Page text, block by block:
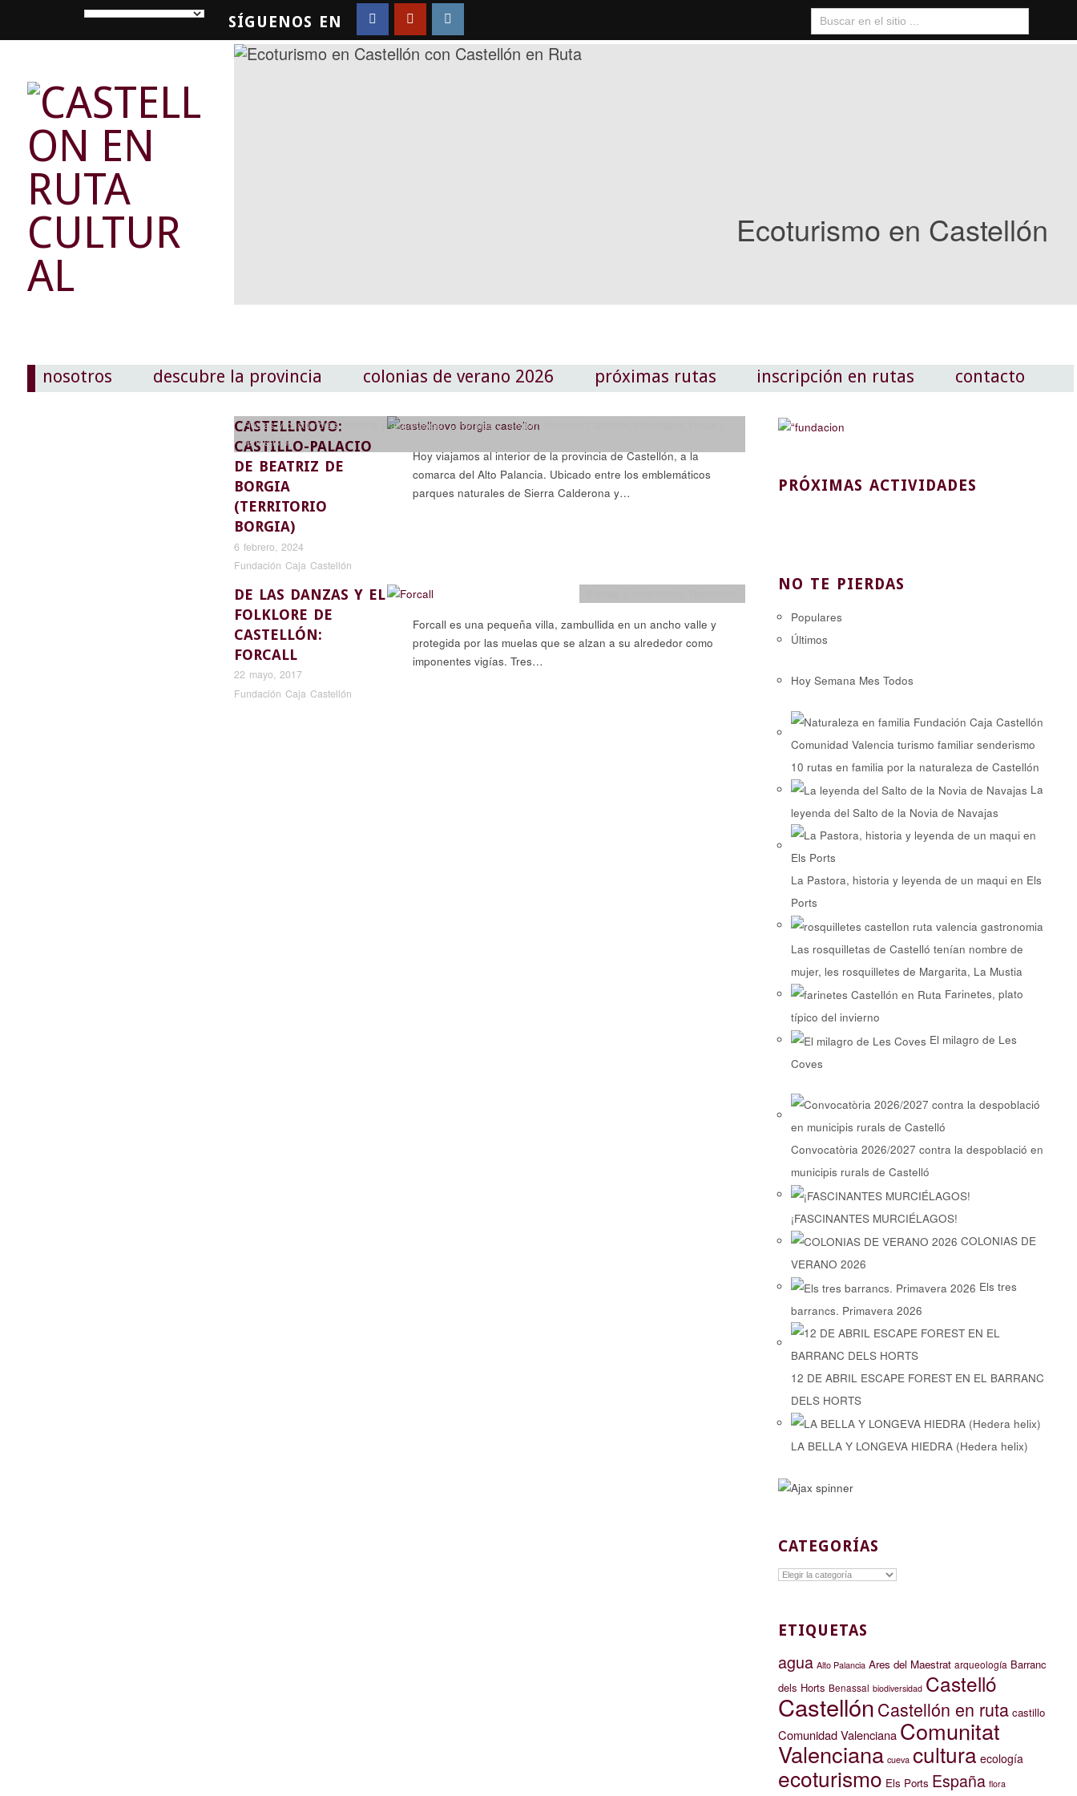
SÍGUENOS EN
Ecoturismo en Castellón
nosotros descubre la provincia colonias de verano 2026 próximas rutas inscripción en rutas contacto
CASTELLNOVO:
CASTILLO-PALACIO
DE BEATRIZ DE
BORGIA
(TERRITORIO
BORGIA)
6 febrero, 2024
Fundación Caja Castellón
Fiestas y costumbres, Historia y arqueología,Leyendas y religión,
senderismo
Hoy viajamos al interior de la provincia de Castellón, a la
comarca del Alto Palancia. Ubicado entre los emblemáticos
parques naturales de Sierra Calderona y…
DE LAS DANZAS Y EL
FOLKLORE DE
CASTELLÓN:
FORCALL
22 mayo, 2017
Fundación Caja Castellón
Forcall es una pequeña villa, zambullida en un ancho valle y
protegida por las muelas que se alzan a su alrededor como
imponentes vigías. Tres…
PRÓXIMAS ACTIVIDADES
NO TE PIERDAS
Populares
Últimos
Hoy Semana Mes Todos
10 rutas en familia por la naturaleza de Castellón
La
leyenda del Salto de la Novia de Navajas
La Pastora, historia y leyenda de un maqui en Els
Ports
Las rosquilletas de Castelló tenían nombre de
mujer, les rosquilletes de Margarita, La Mustia
Farinetes, plato
típico del invierno
El milagro de Les
Coves
Convocatòria 2026/2027 contra la despoblació en
municipis rurals de Castelló
¡FASCINANTES MURCIÉLAGOS!
COLONIAS DE
VERANO 2026
Els tres
barrancs. Primavera 2026
12 DE ABRIL ESCAPE FOREST EN EL BARRANC
DELS HORTS
LA BELLA Y LONGEVA HIEDRA (Hedera helix)
CATEGORÍAS
Categorías
ETIQUETAS
agua Alto Palancia Ares del Maestrat arqueología Barranc
dels Horts Benassal biodiversidad Castelló
CastellónCastellón en ruta castillo
Comunidad Valenciana Comunitat
Valenciana cueva cultura ecología
ecoturismo Els Ports España flora